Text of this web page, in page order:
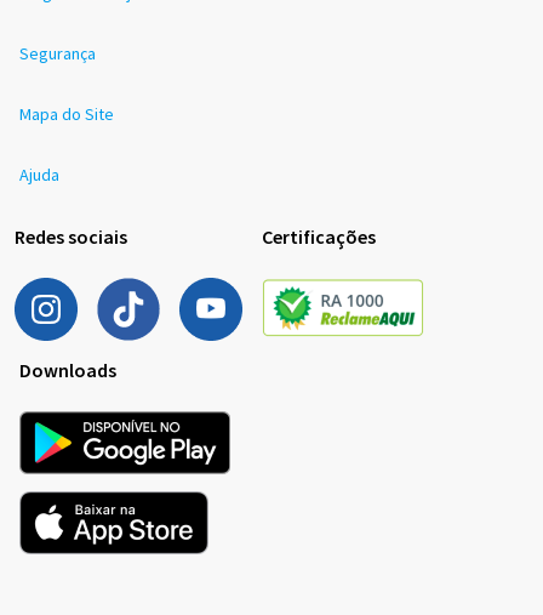
Segurança
Mapa do Site
Ajuda
Redes sociais Certificações
Downloads